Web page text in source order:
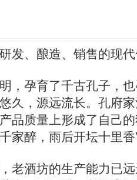
发、酿造、销售的现
孕育了千古孔子，也
久，源远流长。孔府
品质量上形成了自己
醉，雨后开坛十里香”
老酒坊的生产能力已